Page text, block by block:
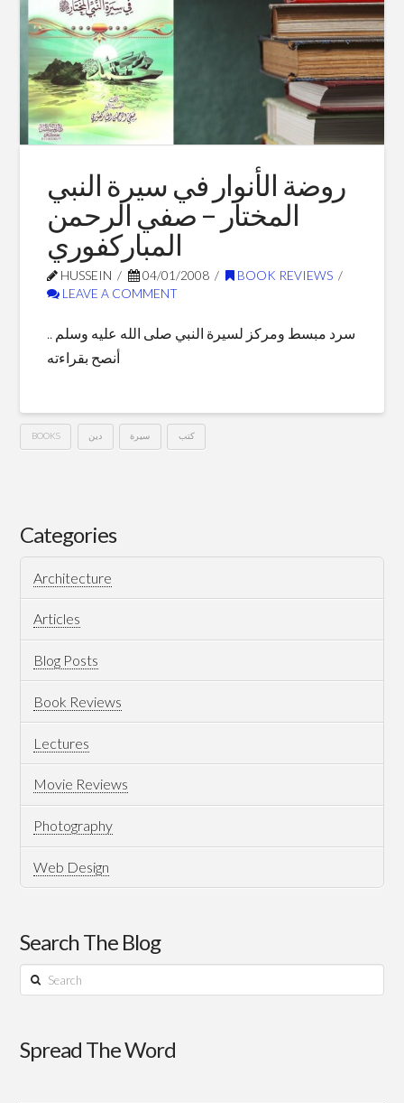
Blog Posts
روضة الأنوار في سيرة النبي
المختار – صفي الرحمن
المباركفوري
HUSSEIN 04/01/2008
BOOK REVIEWS
LEAVE A COMMENT
سرد مبسط ومركز لسيرة النبي صلى الله عليه وسلم ..
أنصح بقراءته
BOOKS دين سيرة كتب
في
سيرة
النبي
المختار
–
صفي
الرحمن
المباركفوري01.04.2008
Categories
Architecture
Articles
Blog Posts
Book Reviews
Lectures
Movie Reviews
Photography
Web Design
Search The Blog
Search
Spread The Word